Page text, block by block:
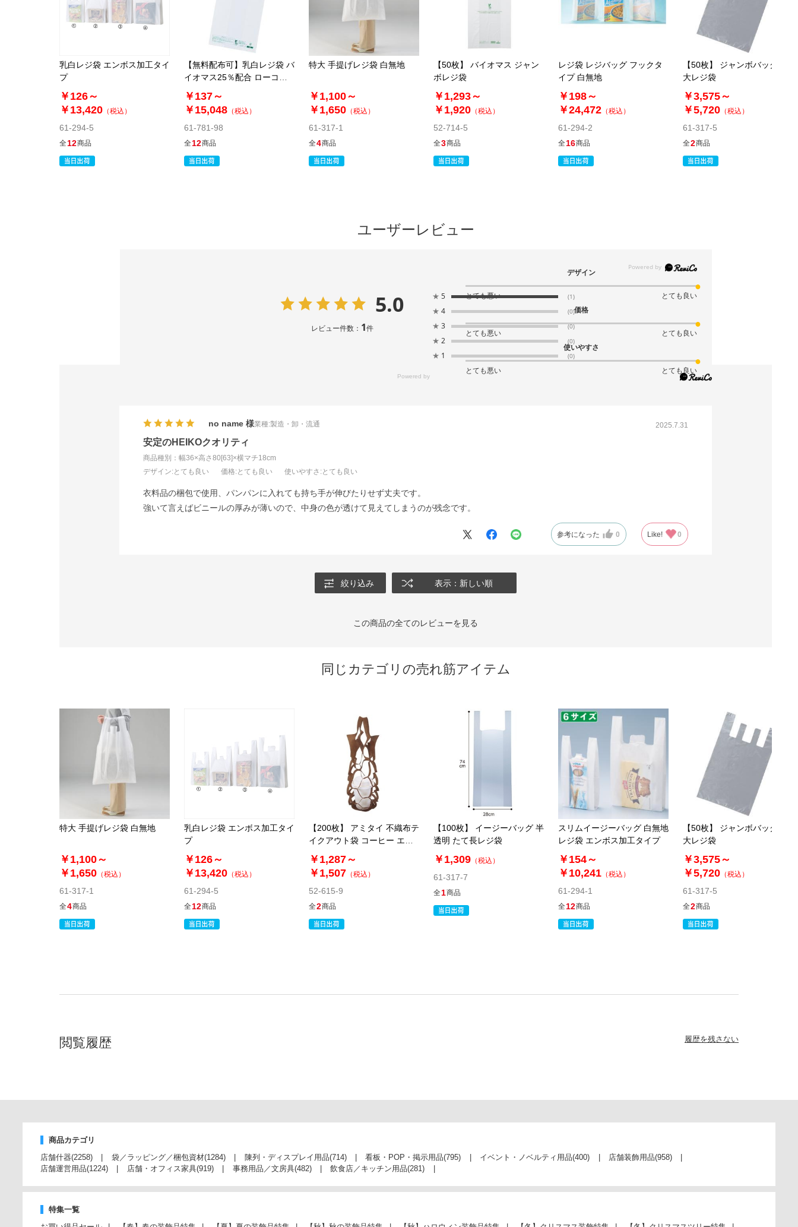
(6). 幅50×高さ90[72]×横マチ20cm(500枚)
￥28,215
08月24日頃の出荷
送料無料
カートに入れる
乳白レジ袋 エンボス加工タイ
プ
￥126～
￥13,420 （税込）
61-294-5
全12商品
【無料配布可】乳白レジ袋 バ
イオマス25％配合 ローコス
トタイプ
￥137～
￥15,048 （税込）
61-781-98
全12商品
特大 手提げレジ袋 白無地
￥1,100～
￥1,650 （税込）
61-317-1
全4商品
【50枚】 バイオマス ジャン
ボレジ袋
￥1,293～
￥1,920 （税込）
52-714-5
全3商品
レジ袋 レジバッグ フックタ
イプ 白無地
￥198～
￥24,472 （税込）
61-294-2
全16商品
【50枚】 ジャンボバッグ 特
大レジ袋
￥3,575～
￥5,720 （税込）
61-317-5
全2商品
ユーザーレビュー
5.0
レビュー件数： 1件
★ 5 (1)
★ 4 (0)
★ 3 (0)
★ 2 (0)
★ 1 (0)
デザイン
とても悪い
とても良い
価格
とても悪い
とても良い
使いやすさ
とても悪い とても良い
2025.7.31
安定のHEIKOクオリティ
商品種別：幅36×高さ80[63]×横マチ18cm
デザイン:とても良い 価格:とても良い 使いやすさ :とても良い
no name 業種:製造・卸・流通
衣料品の梱包で使用、パンパンに入れても持ち手が伸びたりせず丈夫です。
強いて言えばビニールの厚みが薄いので、中身の色が透けて見えてしまうのが残念です。
参考になった 0 Like! 0
絞り込み 表示：新しい順
この商品の全てのレビューを見る
同じカテゴリの売れ筋アイテム
特大 手提げレジ袋 白無地
￥1,100～
￥1,650 （税込）
61-317-1
全4商品
乳白レジ袋 エンボス加工タイ
プ
￥126～
￥13,420 （税込）
61-294-5
全12商品
【200枚】 アミタイ 不織布テ
イクアウト袋 コーヒー エコ
バッグ
￥1,287～
￥1,507 （税込）
52-615-9
全2商品
【100枚】 イージーバッグ 半
透明 たて長レジ袋
￥1,309 （税込）
61-317-7
全1商品
スリムイージーバッグ 白無地
レジ袋 エンボス加工タイプ
￥154～
￥10,241 （税込）
61-294-1
全12商品
【50枚】 ジャンボバッグ 特
大レジ袋
￥3,575～
￥5,720 （税込）
61-317-5
全2商品
閲覧履歴 履歴を残さない
商品カテゴリ
店舗什器(2258) 袋／ラッピング／梱包資材(1284) 陳列・ディスプレイ用品(714) 看板・POP・掲示用品(795) イベント・ノベルティ用品(400) 店舗装飾用品(958)
店舗運営用品(1224) 店舗・オフィス家具(919) 事務用品／文房具(482) 飲食店／キッチン用品(281)
特集一覧